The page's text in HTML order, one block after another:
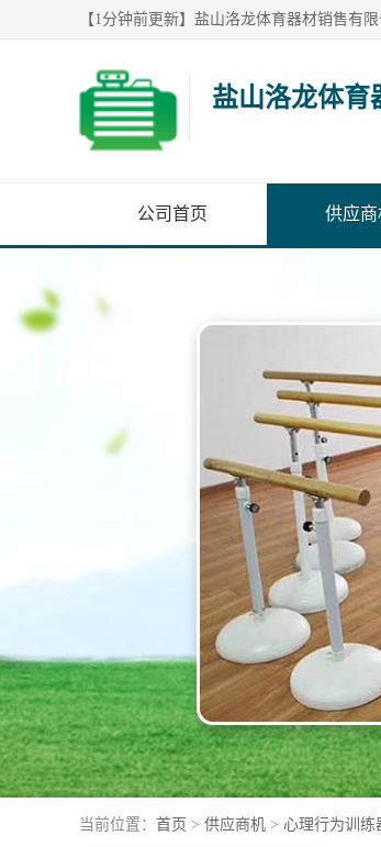
盐山洛龙体育
公司首页 供应商
当前位置： 首页 > 供应商机 > 心理行为训练